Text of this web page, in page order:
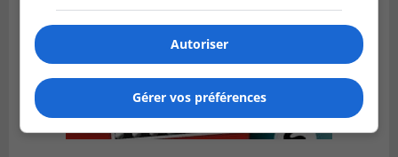
Autoriser
Gérer vos préférences